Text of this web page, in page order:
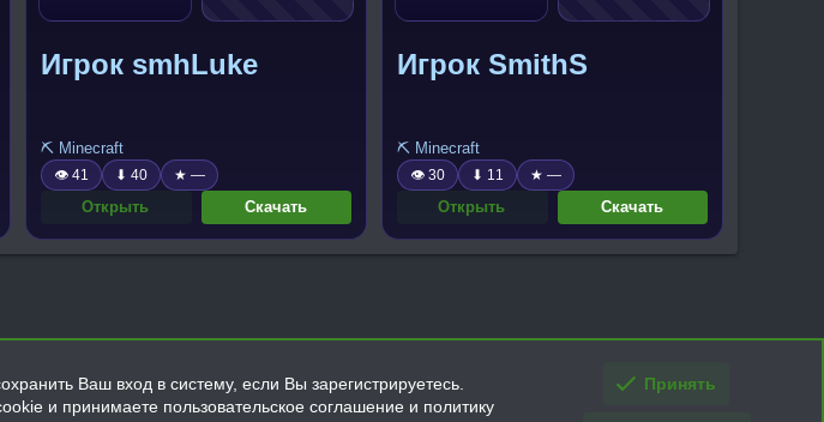
Игрок smhLuke
⛏️ Minecraft
👁 41 ⬇ 40 ★ —
Открыть Скачать
Игрок SmithS
⛏️ Minecraft
👁 30 ⬇ 11 ★ —
Открыть Скачать
Ваш вход в систему, если Вы зарегистрируетесь.
и принимаете пользовательское соглашение и политику
Принять